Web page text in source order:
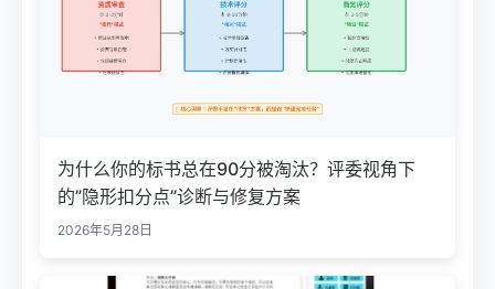
为什么你的标书总在90分被淘汰？评委视角下
的”隐形扣分点”诊断与修复方案
2026年5月28日